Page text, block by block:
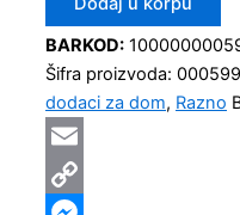
BARKOD:
Šifra proizvoda: 000599
dodaci za dom, Razno
Email